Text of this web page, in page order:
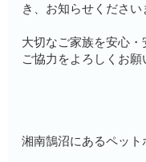
き、お知らせください
大切なご家族を安心
ご協力をよろしくお願
湘南鵠沼にあるペット